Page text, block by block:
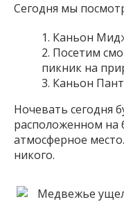
Сегодня мы
Каньон
Посетим
пикник на
Каньон
Ночевать сегодня
расположенном на
атмосферное
никого.